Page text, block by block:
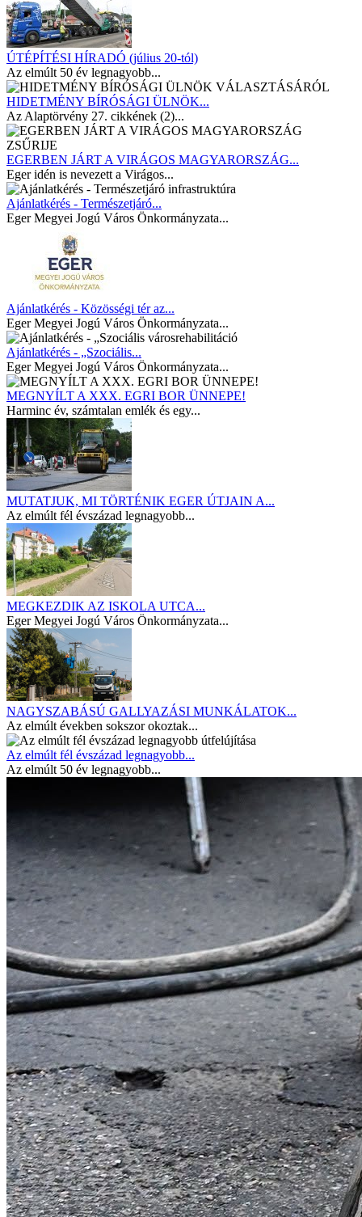
ÚTÉPÍTÉSI HÍRADÓ (július 20-tól)
Az elmúlt 50 év legnagyobb...
HIDETMÉNY BÍRÓSÁGI ÜLNÖK...
Az Alaptörvény 27. cikkének (2)...
EGERBEN JÁRT A VIRÁGOS MAGYARORSZÁG...
Eger idén is nevezett a Virágos...
Ajánlatkérés - Természetjáró...
Eger Megyei Jogú Város Önkormányzata...
Ajánlatkérés - Közösségi tér az...
Eger Megyei Jogú Város Önkormányzata...
Ajánlatkérés - „Szociális...
Eger Megyei Jogú Város Önkormányzata...
MEGNYÍLT A XXX. EGRI BOR ÜNNEPE!
Harminc év, számtalan emlék és egy...
MUTATJUK, MI TÖRTÉNIK EGER ÚTJAIN A...
Az elmúlt fél évszázad legnagyobb...
MEGKEZDIK AZ ISKOLA UTCA...
Eger Megyei Jogú Város Önkormányzata...
NAGYSZABÁSÚ GALLYAZÁSI MUNKÁLATOK...
Az elmúlt években sokszor okoztak...
Az elmúlt fél évszázad legnagyobb...
Az elmúlt 50 év legnagyobb...